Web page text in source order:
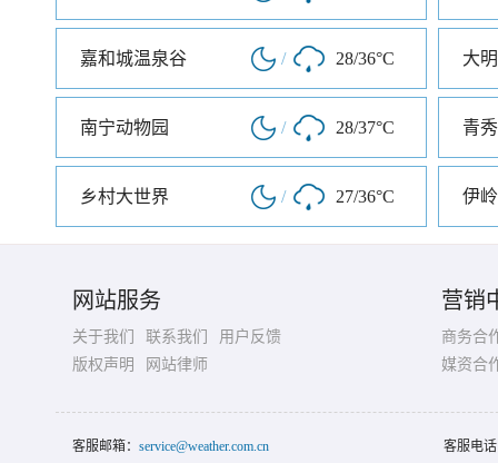
嘉和城温泉谷 / 28/36°C 大
南宁动物园 / 28/37°C 青
乡村大世界 / 27/36°C 伊
网站服务
关于我们 联系我们
用户反馈
版权声明
网站律师
营销
商务合
媒资合
客服邮箱： service@weather.com.cn 客服电